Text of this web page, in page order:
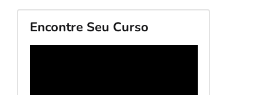
Encontre Seu Curso